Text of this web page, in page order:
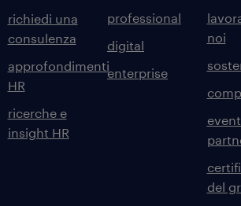
richiedi una
consulenza
approfondimenti
HR
ricerche e
insight HR
professional
digital
enterprise
noi
del